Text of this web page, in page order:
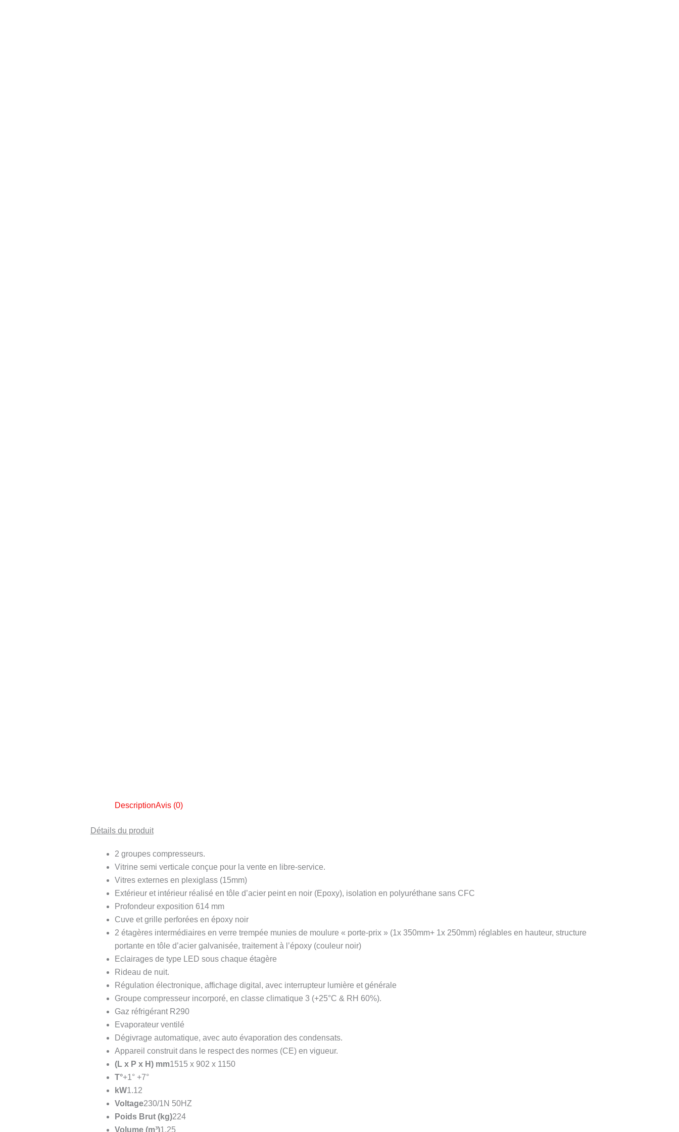
DescriptionAvis (0)
Détails du produit
2 groupes compresseurs.
Vitrine semi verticale conçue pour la vente en libre-service.
Vitres externes en plexiglass (15mm)
Extérieur et intérieur réalisé en tôle d’acier peint en noir (Epoxy), isolation en polyuréthane sans CFC
Profondeur exposition 614 mm
Cuve et grille perforées en époxy noir
2 étagères intermédiaires en verre trempée munies de moulure « porte-prix » (1x 350mm+ 1x 250mm) réglables en hauteur, structure
portante en tôle d’acier galvanisée, traitement à l’époxy (couleur noir)
Eclairages de type LED sous chaque étagère
Rideau de nuit.
Régulation électronique, affichage digital, avec interrupteur lumière et générale
Groupe compresseur incorporé, en classe climatique 3 (+25°C & RH 60%).
Gaz réfrigérant R290
Evaporateur ventilé
Dégivrage automatique, avec auto évaporation des condensats.
Appareil construit dans le respect des normes (CE) en vigueur.
(L x P x H) mm1515 x 902 x 1150
T°+1° +7°
kW1.12
Voltage230/1N 50HZ
Poids Brut (kg)224
Volume (m³)1.25